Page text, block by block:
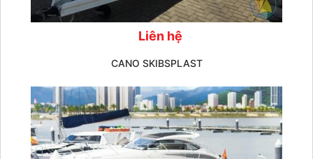
Liên hệ
CANO SKIBSPLAST